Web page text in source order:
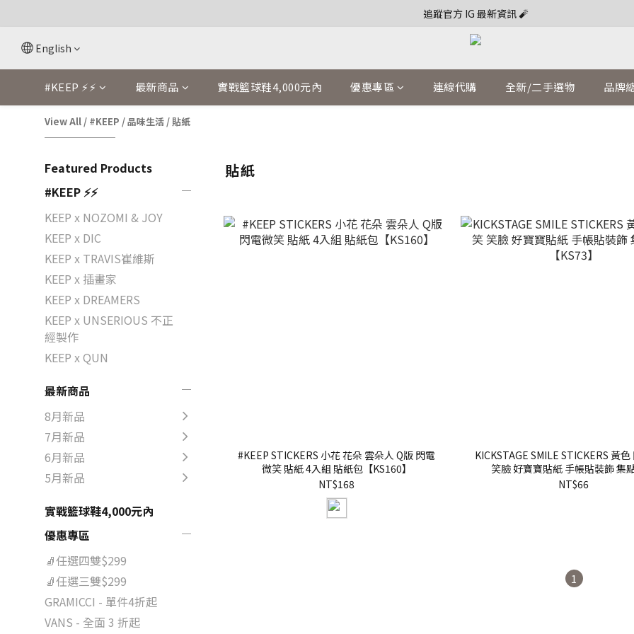
追蹤官方 IG 最新資訊 🧨
English
#KEEP ⚡⚡ 最新商品 實戰籃球鞋4,000元內 優惠專區 連線代購 全新/二手選物 品牌
View All / #KEEP /品味生活 / 貼紙
Featured Products
#KEEP ⚡⚡
KEEP x NOZOMI & JOY
KEEP x DIC
KEEP x TRAVIS崔維斯
KEEP x 插畫家
KEEP x DREAMERS
KEEP x UNSERIOUS 不正
經製作
KEEP x QUN
最新商品
8月新品
7月新品
6月新品
5月新品
實戰籃球鞋4,000元內
優惠專區
🧦任選四雙$299
🧦任選三雙$299
GRAMICCI - 單件4折起
VANS - 全面 3 折起
貼紙
#KEEP STICKERS 小花 花朵 雲朵人 Q版 閃電
微笑 貼紙 4入組 貼紙包【KS160】
NT$168
KICKSTAGE SMILE STICKERS 黃
笑臉 好寶寶貼紙 手帳貼裝飾 集
【KS73】
NT$66
1